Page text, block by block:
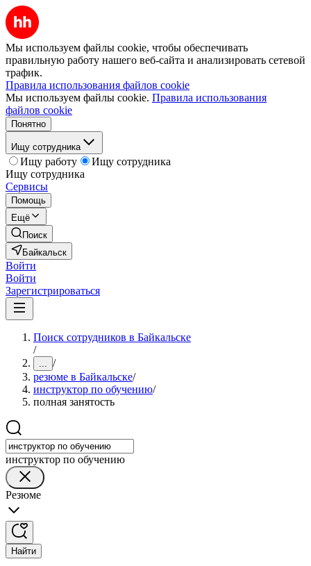
Мы используем файлы cookie, чтобы обеспечивать
правильную работу нашего веб-сайта и анализировать сетевой
трафик.
Правила использования файлов cookie
Мы используем файлы cookie. Правила использования
файлов cookie
Понятно
Ищу сотрудника
Ищу работу
Ищу сотрудника
Ищу сотрудника
Сервисы
Помощь
Ещё
Поиск
Байкальск
Войти
Войти
Зарегистрироваться
Поиск сотрудников в Байкальске
/
... /
резюме в Байкальске/
инструктор по обучению/
полная занятость
инструктор по обучению
Резюме
Найти